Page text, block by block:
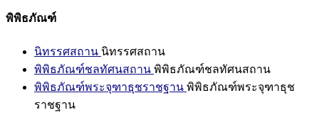
พิพิธภัณฑ์
นิทรรศสถาน นิทรรศสถาน
พิพิธภัณฑ์ชลทัศนสถาน พิพิธภัณฑ์ชลทัศนสถาน
พิพิธภัณฑ์พระจุฑาธุชราชฐาน พิพิธภัณฑ์พระจุฑาธุช
ราชฐาน